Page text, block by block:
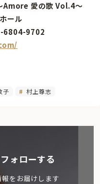
Amore 愛の歌 Vol.4〜
ール
6804-9702
子 村上尊志
ォローする
をお届けします